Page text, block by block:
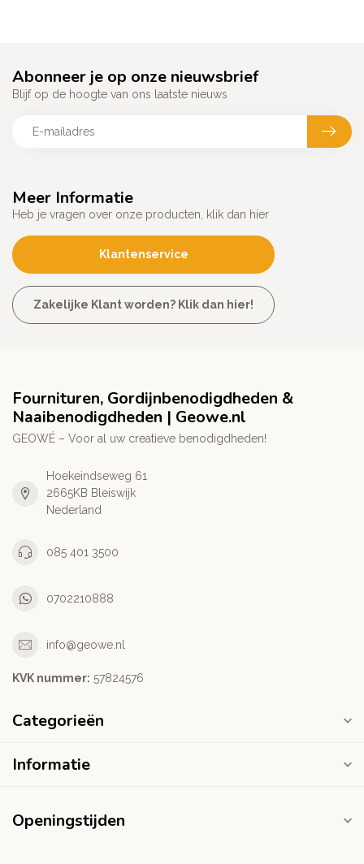
Meer Informatie
Heb je vragen over onze producten, klik dan hier
Klantenservice
Zakelijke Klant worden? Klik dan hier!
Abonneer je op onze nieuwsbrief
Blijf op de hoogte van ons laatste nieuws
Fournituren, Gordijnbenodigdheden &
Naaibenodigdheden | Geowe.nl
GEOWÉ – Voor al uw creatieve benodigdheden!
Hoekeindseweg 61
2665KB Bleiswijk
Nederland
085 401 3500
0702210888
info@geowe.nl
KVK nummer: ‭57824576‬
Categorieën
Informatie
Openingstijden